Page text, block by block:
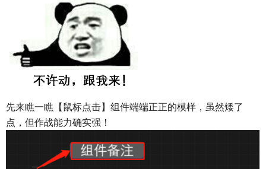
先来瞧一瞧【鼠标点击】组件端端正正的模样，虽然矮了
点，但作战能力确实强！